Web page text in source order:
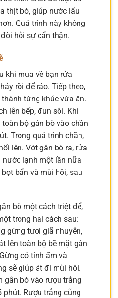
thịt bò, giúp nước lẩu
Quá trình này không
hỏi sự cẩn thận.
khi mua về bạn rửa
rồi để ráo. Tiếp theo,
từng khúc vừa ăn.
lên bếp, đun sôi. Khi
bộ gân bò vào chần
Trong quá trình chần,
lên. Vớt gân bò ra, rửa
lạnh một lần nữa
bẩn và mùi hôi, sau
bò một cách triệt để,
trong hai cách sau:
gừng tươi giã nhuyễn,
lên toàn bộ bề mặt gân
có tính ấm và
sẽ giúp át đi mùi hôi.
gân bò vào rượu trắng
phút. Rượu trắng cũng